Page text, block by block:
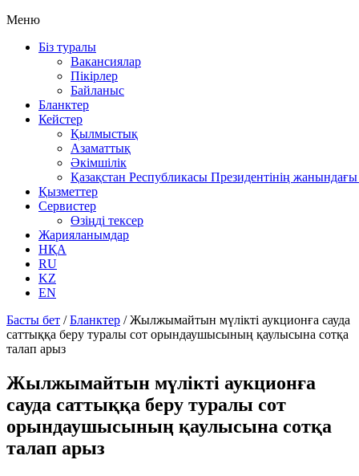
Меню
Біз туралы
Вакансиялар
Пікірлер
Байланыс
Бланктер
Кейстер
Қылмыстық
Азаматтық
Әкімшілік
Қазақстан Республикасы Президентінің
Қызметтер
Сервистер
Өзіңді тексер
Жарияланымдар
НҚА
RU
KZ
EN
Басты бет /Бланктер /Жылжымайтын мүлікті аукционға сауда
саттыққа беру туралы сот орындаушысының қаулысына сотқа
талап арыз
Жылжымайтын мүлікті аукционға
сауда саттыққа беру туралы сот
орындаушысының қаулысына сотқа
талап арыз